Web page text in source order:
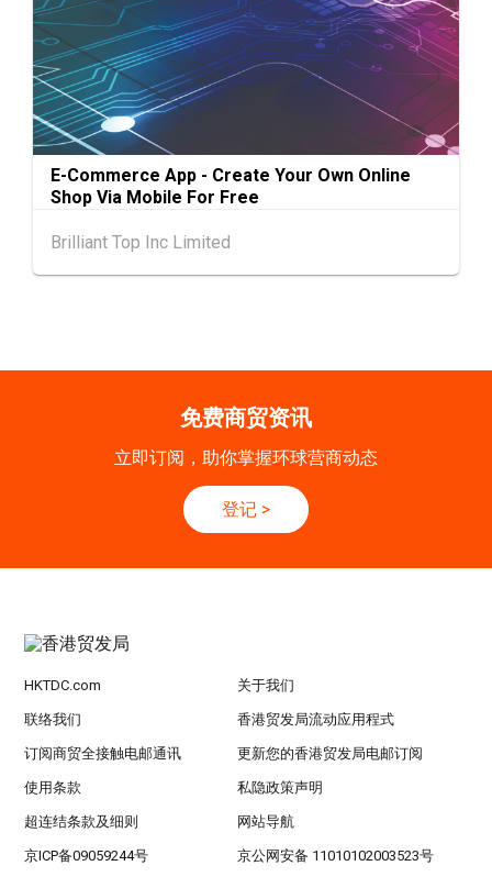
9-10
SEP
香港
09.09.2026 - 10.09.2026
一带一路高峰论坛2026
9
SEP
香港
09.09.2026
[数码学堂] 中小企业外贸超前部署2027：AI智
能体自动化 • 智能物流 • 贸易增长新布局
20-24
香港
20.09.2026 - 24.09.2026
21/9
新加坡
21.09.2026 - 27.09.2027
13-16
E-Commerce App - Create Your Own Online
Shop Via Mobile For Free
Brilliant Top Inc Limited
免费商贸资讯
立即订阅，助你掌握环球营商动态
登记 >
HKTDC.com 关于我们
联络我们 香港贸发局流动应用程式
订阅商贸全接触电邮通讯 更新您的香港贸发局电邮订阅
使用条款 私隐政策声明
超连结条款及细则 网站导航
京ICP备09059244号 京公网安备 11010102003523号